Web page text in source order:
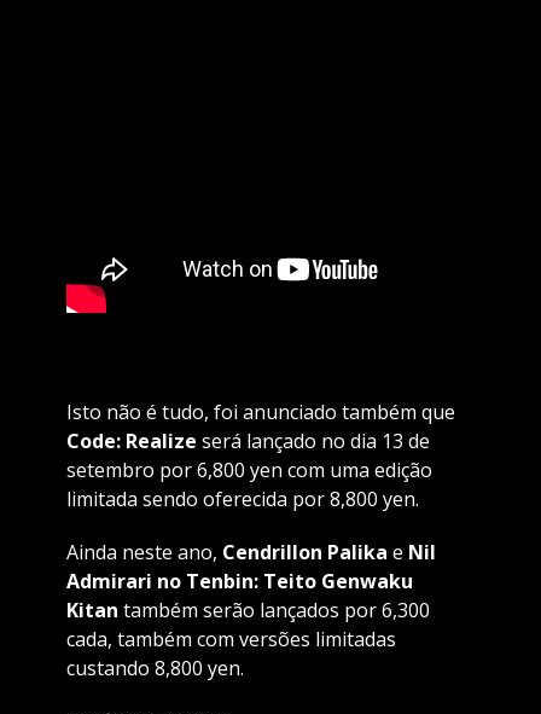
Isto não é tudo, foi anunciado também que
Code: Realize será lançado no dia 13 de
setembro por 6,800 yen com uma edição
limitada sendo oferecida por 8,800 yen.
Ainda neste ano, Cendrillon Palika e Nil
Admirari no Tenbin: Teito Genwaku
Kitan também serão lançados por 6,300
cada, também com versões limitadas
custando 8,800 yen.